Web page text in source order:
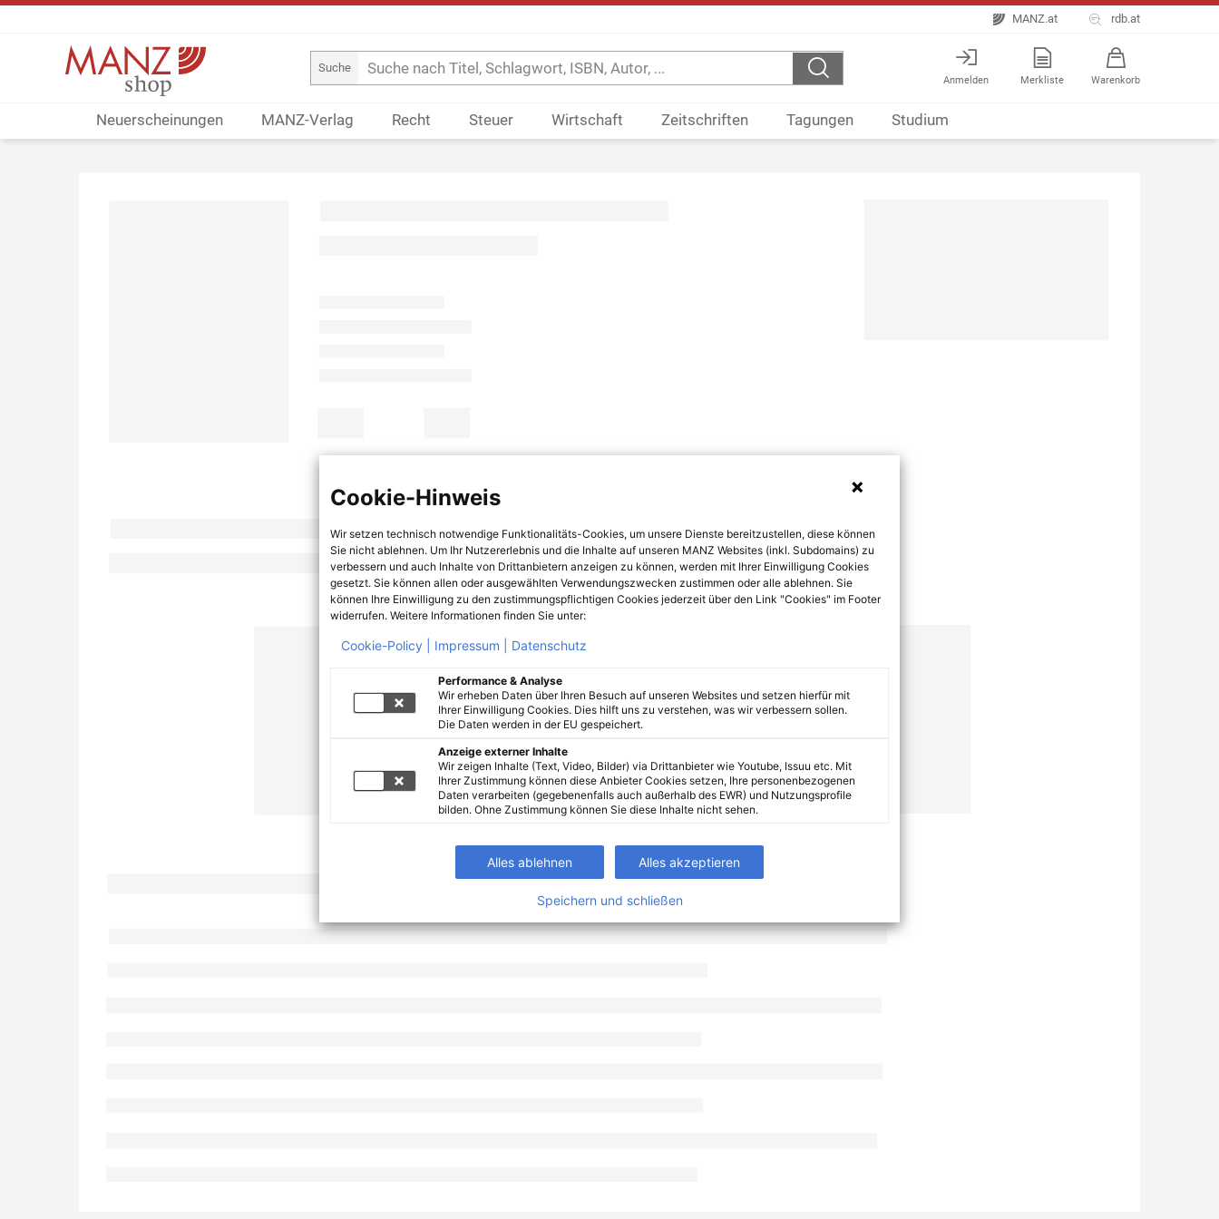
MANZ.at rdb.at
Suche
Anmelden Merkliste Warenkorb
Neuerscheinungen MANZ-Verlag Recht Steuer Wirtschaft Zeitschriften Tagungen Studium
Cookie-Hinweis
Wir setzen technisch notwendige Funktionalitäts-Cookies, um unsere Dienste bereitzustellen, diese können
Sie nicht ablehnen. Um Ihr Nutzererlebnis und die Inhalte auf unseren MANZ Websites (inkl. Subdomains) zu
verbessern und auch Inhalte von Drittanbietern anzeigen zu können, werden mit Ihrer Einwilligung Cookies
gesetzt. Sie können allen oder ausgewählten Verwendungszwecken zustimmen oder alle ablehnen. Sie
können Ihre Einwilligung zu den zustimmungspflichtigen Cookies jederzeit über den Link "Cookies" im Footer
widerrufen. Weitere Informationen finden Sie unter:
Cookie-Policy | Impressum | Datenschutz
Performance & Analyse
Wir erheben Daten über Ihren Besuch auf unseren Websites und setzen hierfür mit
Ihrer Einwilligung Cookies. Dies hilft uns zu verstehen, was wir verbessern sollen.
Die Daten werden in der EU gespeichert.
Anzeige externer Inhalte
Wir zeigen Inhalte (Text, Video, Bilder) via Drittanbieter wie Youtube, Issuu etc. Mit
Ihrer Zustimmung können diese Anbieter Cookies setzen, Ihre personenbezogenen
Daten verarbeiten (gegebenenfalls auch außerhalb des EWR) und Nutzungsprofile
bilden. Ohne Zustimmung können Sie diese Inhalte nicht sehen.
Alles ablehnen Alles akzeptieren
Speichern und schließen